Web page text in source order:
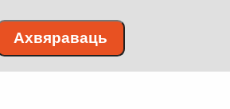
Ахвяраваць